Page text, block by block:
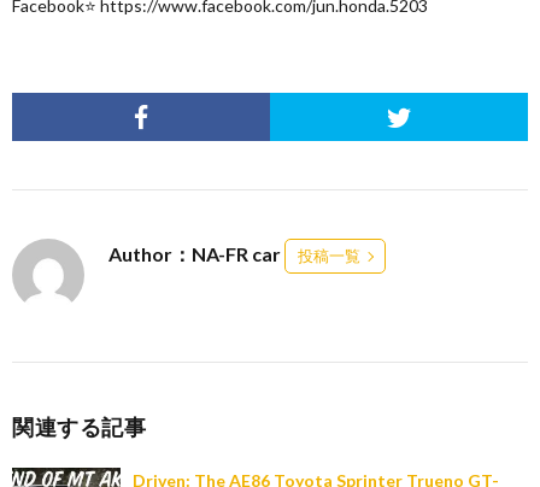
Facebook⭐ https://www.facebook.com/jun.honda.5203
Author：NA-FR car 投稿一覧
関連する記事
Driven: The AE86 Toyota Sprinter Trueno GT-